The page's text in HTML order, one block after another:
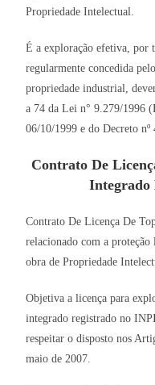
Propriedade Intelectual.
É a exploração efetiva, por
regularmente concedida
propriedade industrial,
a 74 da Lei n° 9.279/1996
06/10/1999 e do Decreto nº
Contrato De
Integrado
Contrato De Licença De
relacionado com a
obra de Propriedade
Objetiva a licença para
integrado registrado no
respeitar o disposto nos
maio de 2007.